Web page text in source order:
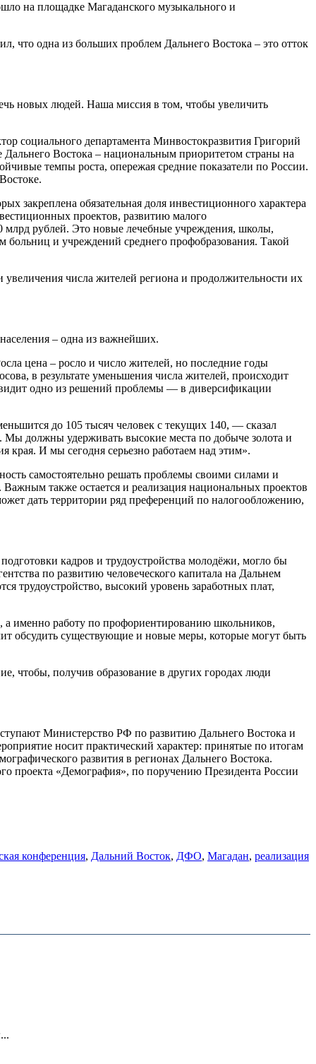
на площадке Магаданского музыкального и
что одна из больших проблем Дальнего Востока – это отток
новых людей. Наша миссия в том, чтобы увеличить
социального департамента Минвостокразвития Григорий
Востока – национальным приоритетом страны на
темпы роста, опережая средние показатели по России.
закреплена обязательная доля инвестиционного характера
проектов, развитию малого
млрд рублей. Это новые лечебные учреждения, школы,
больниц и учреждений среднего профобразования. Такой
числа жителей региона и продолжительности их
– одна из важнейших.
цена – росло и число жителей, но последние годы
в результате уменьшения числа жителей, происходит
видит одно из решений проблемы — в диверсификации
до 105 тысяч человек с текущих 140, — сказал
Мы должны удерживать высокие места по добыче золота и
края. И мы сегодня серьезно работаем над этим».
самостоятельно решать проблемы своими силами и
Важным также остается и реализация национальных проектов
дать территории ряд преференций по налогообложению,
кадров и трудоустройства молодёжи, могло бы
по развитию человеческого капитала на Дальнем
трудоустройство, высокий уровень заработных плат,
а именно работу по профориентированию школьников,
обсудить существующие и новые меры, которые могут быть
чтобы, получив образование в других городах люди
Министерство РФ по развитию Дальнего Востока и
носит практический характер: принятые по итогам
развития в регионах Дальнего Востока.
проекта «Демография», по поручению Президента России
конференция, Дальний Восток, ДФО, Магадан, реализация